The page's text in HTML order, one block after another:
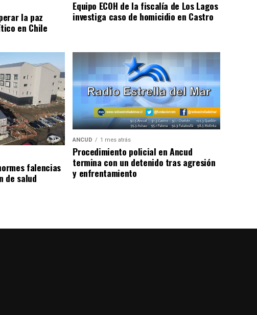
la paz
en Chile
Equipo ECOH de la fiscalía de Los Lagos
investiga caso de homicidio en Castro
falencias
de salud
ANCUD 1 mes atrás
Procedimiento policial en Ancud
termina con un detenido tras agresión
y enfrentamiento